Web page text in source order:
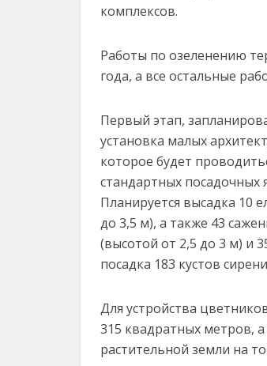
комплексов.
Работы по озеленению
года, а все остальные
Первый этап,
установка малых
которое будет
стандартных посадочных
Планируется высадка 10
до 3,5 м), а также 43
(высотой от 2,5 до 3 м) и
посадка 183 кустов
Для устройства
315 квадратных метров,
растительной земли на